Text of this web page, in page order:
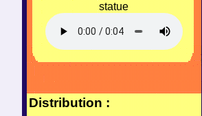
statue
Distribution :